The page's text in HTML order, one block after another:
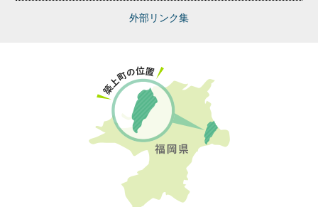
外部リンク集